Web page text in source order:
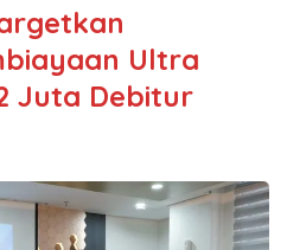
Ultra
Juta Debitur